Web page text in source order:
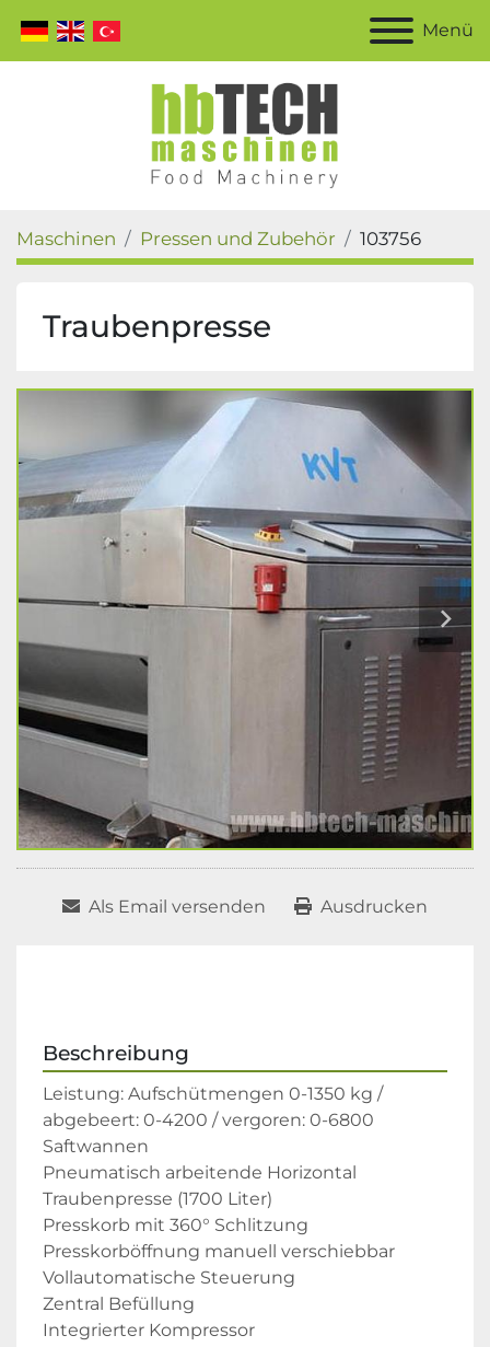
Menü
Maschinen Pressen und Zubehör 103756
Traubenpresse
Als Email versenden Ausdrucken
Beschreibung
Leistung: Aufschütmengen 0-1350 kg /
abgebeert: 0-4200 / vergoren: 0-6800
Saftwannen
Pneumatisch arbeitende Horizontal
Traubenpresse (1700 Liter)
Presskorb mit 360° Schlitzung
Presskorböffnung manuell verschiebbar
Vollautomatische Steuerung
Zentral Befüllung
Integrierter Kompressor